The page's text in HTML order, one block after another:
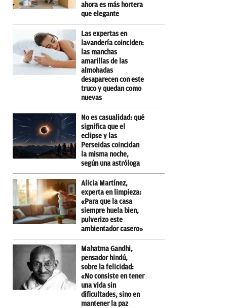
ahora es más hortera
que elegante
Las expertas en
lavandería coinciden:
las manchas
amarillas de las
almohadas
desaparecen con este
truco y quedan como
nuevas
No es casualidad: qué
significa que el
eclipse y las
Perseidas coincidan
la misma noche,
según una astróloga
Alicia Martínez,
experta en limpieza:
«Para que la casa
siempre huela bien,
pulverizo este
ambientador casero»
Mahatma Gandhi,
pensador hindú,
sobre la felicidad:
«No consiste en tener
una vida sin
dificultades, sino en
mantener la paz